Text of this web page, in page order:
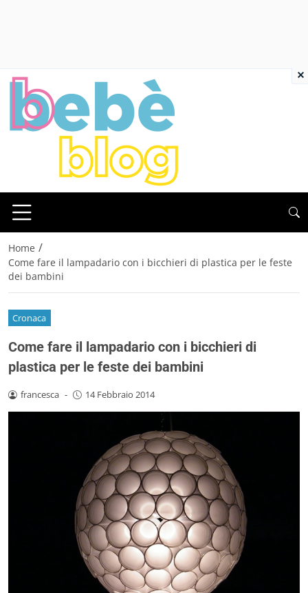
Home /
Come fare il lampadario con i bicchieri di plastica per le feste
dei bambini
Cronaca
Come fare il lampadario con i bicchieri di
plastica per le feste dei bambini
francesca - 14 Febbraio 2014
×